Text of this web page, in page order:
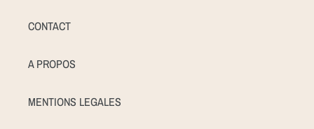
CONTACT
A PROPOS
MENTIONS LEGALES